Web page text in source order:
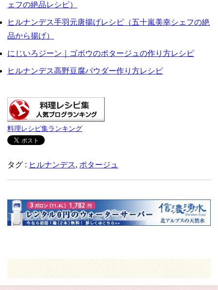
ェフの絶品レシピ）
ヒルナンデス手羽元唐揚げレシピ（五十嵐美幸シェフの絶
品から揚げ）
にじいろジーン｜ゴボウのポタージュの作り方レシピ
ヒルナンデス高野豆腐パウダー作り方レシピ
料理レシピ集ランキング
タグ : ヒルナンデス, ポタージュ